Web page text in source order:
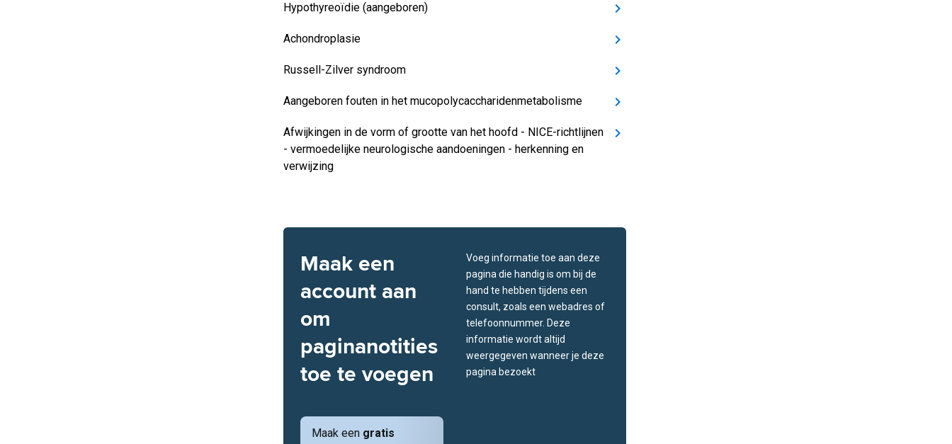
Hypothyreoïdie (aangeboren)
Achondroplasie
Russell-Zilver syndroom
Aangeboren fouten in het mucopolycaccharidenmetabolisme
Afwijkingen in de vorm of grootte van het hoofd - NICE-richtlijnen
- vermoedelijke neurologische aandoeningen - herkenning en
verwijzing
Maak een
account aan
om
paginanotities
toe te voegen
Maak een gratis
Voeg informatie toe aan deze
pagina die handig is om bij de
hand te hebben tijdens een
consult, zoals een webadres of
telefoonnummer. Deze
informatie wordt altijd
weergegeven wanneer je deze
pagina bezoekt